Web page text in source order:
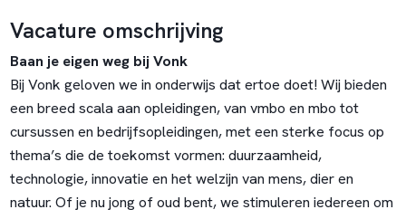
Vacature omschrijving
Baan je eigen weg bij Vonk
Bij Vonk geloven we in onderwijs dat ertoe doet! Wij bieden
een breed scala aan opleidingen, van vmbo en mbo tot
cursussen en bedrijfsopleidingen, met een sterke focus op
thema’s die de toekomst vormen: duurzaamheid,
technologie, innovatie en het welzijn van mens, dier en
natuur. Of je nu jong of oud bent, we stimuleren iedereen om